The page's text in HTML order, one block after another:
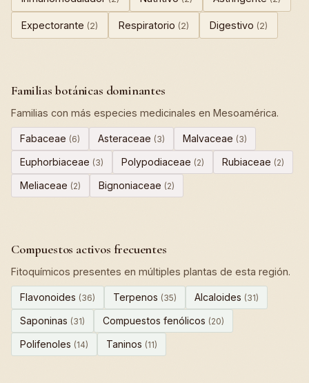
Expectorante (2) Respiratorio (2) Digestivo (2)
Familias botánicas dominantes
Familias con más especies medicinales en Mesoamérica.
Fabaceae (6) Asteraceae (3) Malvaceae (3)
Euphorbiaceae (3) Polypodiaceae (2) Rubiaceae (2)
Meliaceae (2) Bignoniaceae (2)
Compuestos activos frecuentes
Fitoquímicos presentes en múltiples plantas de esta región.
Flavonoides (36) Terpenos (35) Alcaloides (31)
Saponinas (31) Compuestos fenólicos (20)
Polifenoles (14) Taninos (11)